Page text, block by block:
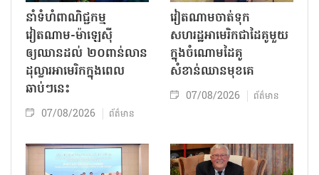
នាំទំហំពាណិជ្ជកម្ម
វៀតណាម-ម៉ាឡេស៊ី
ឲ្យឈានដល់ ២០ពាន់លាន
ដុល្លារអាមេរិកក្នុងពេល
ឆាប់ៗនេះ
07/08/2026 ព័ត៌មាន
វៀតណាមចាត់ទុក
សហរដ្ឋអាមេរិកជាដៃគូមួយ
ក្នុងចំណោមដៃគូ
សំខាន់ឈានមុខគេ
07/08/2026 ព័ត៌មាន